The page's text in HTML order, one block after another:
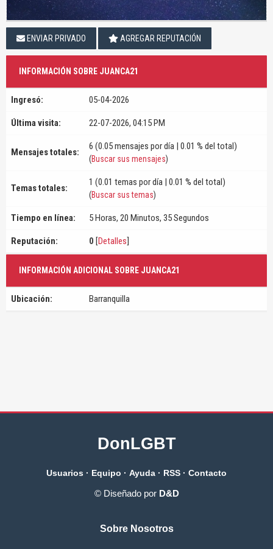
ENVIAR PRIVADO AGREGAR REPUTACIÓN
INFORMACIÓN SOBRE JUANCA21
Ingresó: 05-04-2026
Última visita: 22-07-2026, 04:15 PM
Mensajes totales:
6 (0.05 mensajes por día | 0.01 % del total)
(Buscar sus mensajes)
Temas totales:
1 (0.01 temas por día | 0.01 % del total)
(Buscar sus temas)
Tiempo en línea: 5 Horas, 20 Minutos, 35 Segundos
Reputación: 0 [Detalles]
INFORMACIÓN ADICIONAL SOBRE JUANCA21
Ubicación: Barranquilla
DonLGBT
Usuarios · Equipo · Ayuda · RSS · Contacto
© Diseñado por D&D
Sobre Nosotros